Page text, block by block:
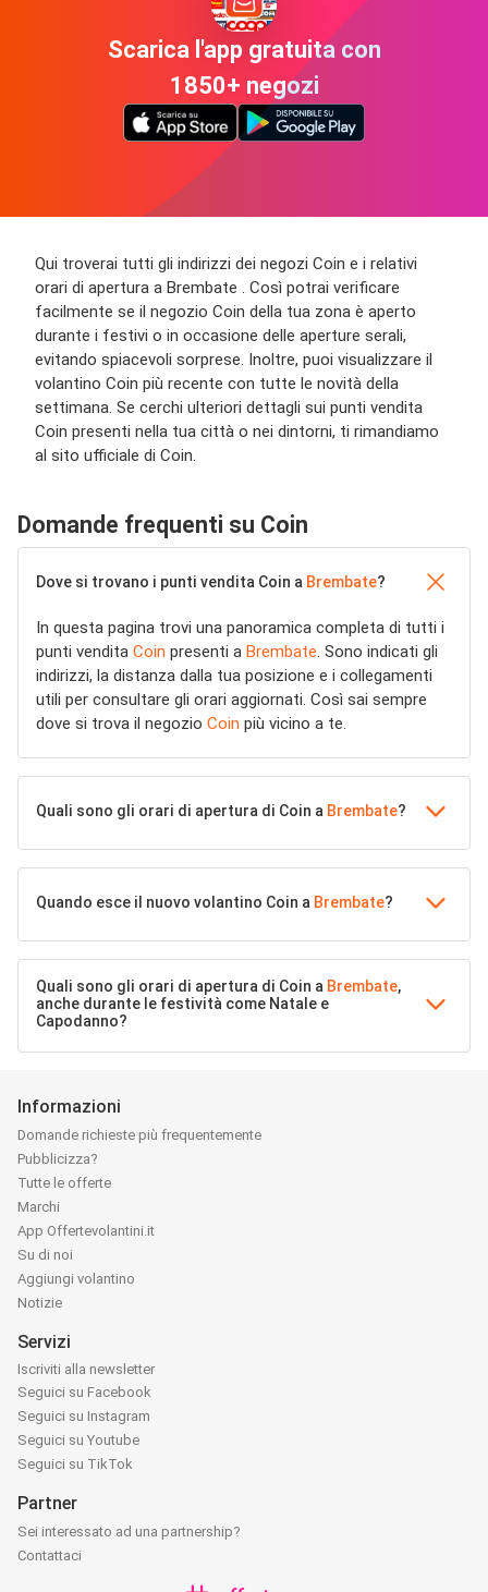
Scarica l'app gratuita con
1850+ negozi
Qui troverai tutti gli indirizzi dei negozi Coin e i relativi
orari di apertura a Brembate . Così potrai verificare
facilmente se il negozio Coin della tua zona è aperto
durante i festivi o in occasione delle aperture serali,
evitando spiacevoli sorprese. Inoltre, puoi visualizzare il
volantino Coin più recente con tutte le novità della
settimana. Se cerchi ulteriori dettagli sui punti vendita
Coin presenti nella tua città o nei dintorni, ti rimandiamo
al sito ufficiale di Coin.
Domande frequenti su Coin
Dove si trovano i punti vendita Coin a Brembate?
In questa pagina trovi una panoramica completa di tutti i
punti vendita Coin presenti a Brembate. Sono indicati gli
indirizzi, la distanza dalla tua posizione e i collegamenti
utili per consultare gli orari aggiornati. Così sai sempre
dove si trova il negozio Coin più vicino a te.
Quali sono gli orari di apertura di Coin a Brembate?
Quando esce il nuovo volantino Coin a Brembate?
Quali sono gli orari di apertura di Coin a Brembate,
anche durante le festività come Natale e
Capodanno?
Informazioni
Domande richieste più frequentemente
Pubblicizza?
Tutte le offerte
Marchi
App Offertevolantini.it
Su di noi
Aggiungi volantino
Notizie
Servizi
Iscriviti alla newsletter
Seguici su Facebook
Seguici su Instagram
Seguici su Youtube
Seguici su TikTok
Partner
Sei interessato ad una partnership?
Contattaci